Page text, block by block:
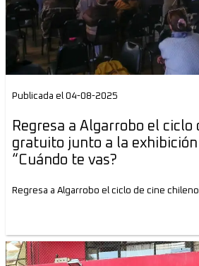
Publicada el 04-08-2025
Regresa a Algarrobo el ciclo
gratuito junto a la exhibición
“Cuándo te vas?
Regresa a Algarrobo el ciclo de cine